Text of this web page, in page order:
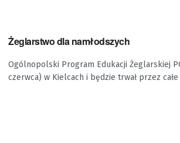
Żeglarstwo dla namłodszych
Ogólnopolski Program Edukacji Żeglarskiej
czerwca) w Kielcach i będzie trwał przez całe